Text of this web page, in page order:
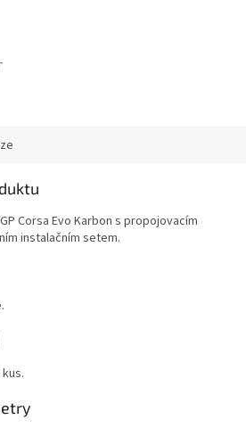
Corsa Evo Karbon s propojovacím
instalačním setem.